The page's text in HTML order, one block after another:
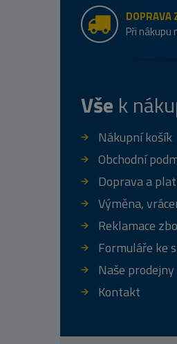
DOPRAVA
Při nákupu
Vše k
Nákupní košík
Obchodní
Doprava a
Výměna,
Reklamace
Formuláře ke
Naše prodejny
Kontakt